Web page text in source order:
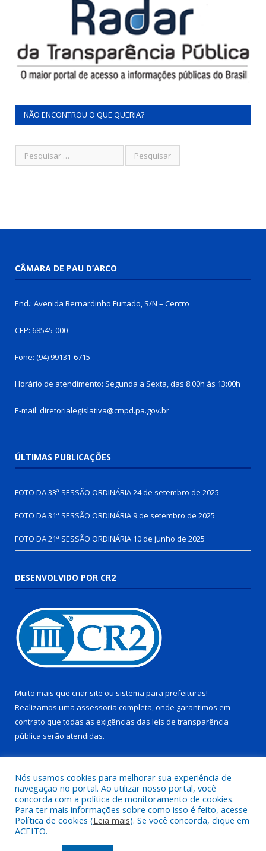
NÃO ENCONTROU O QUE QUERIA?
CÂMARA DE PAU D’ARCO
End.: Avenida Bernardinho Furtado, S/N – Centro
CEP: 68545-000
Fone: (94) 99131-6715
Horário de atendimento: Segunda a Sexta, das 8:00h às 13:00h
E-mail: diretorialegislativa@cmpd.pa.gov.br
ÚLTIMAS PUBLICAÇÕES
FOTO DA 33ª SESSÃO ORDINÁRIA24 de setembro de 2025
FOTO DA 31ª SESSÃO ORDINÁRIA9 de setembro de 2025
FOTO DA 21ª SESSÃO ORDINÁRIA 10 de junho de 2025
DESENVOLVIDO POR CR2
Muito mais que criar site ou sistema para prefeituras!
Realizamos uma assessoria completa, onde garantimos em
contrato que todas as exigências das leis de transparência
pública serão atendidas.
Todos os direitos reservados a Câmara Municipal de Pau D’arco.
Nós usamos cookies para melhorar sua experiência de
navegação no portal. Ao utilizar nosso portal, você
concorda com a política de monitoramento de cookies.
Para ter mais informações sobre como isso é feito, acesse
Política de cookies (Leia mais). Se você concorda, clique em
ACEITO.